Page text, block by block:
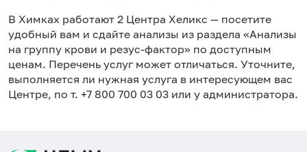
в Химках работают 2 Центра Хеликс — посетите
удобный вам и сдайте анализы из раздела «Анализы
на группу крови и резус-фактор» по доступным
ценам. Перечень услуг может отличаться. Уточните,
выполняется ли нужная услуга в интересующем вас
Центре, по т. +7 800 700 03 03 или у администратора.